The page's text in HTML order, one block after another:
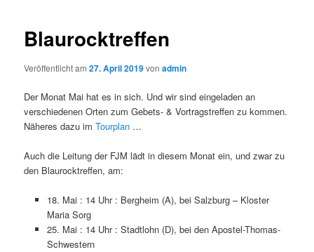
Blaurocktreffen
Veröffentlicht am27. April 2019vonadmin
Der Monat Mai hat es in sich. Und wir sind eingeladen an
verschiedenen Orten zum Gebets- & Vortragstreffen zu kommen.
Näheres dazu imTourplan …
Auch die Leitung der FJM lädt in diesem Monat ein, und zwar zu
den Blaurocktreffen, am:
18. Mai : 14 Uhr : Bergheim (A), bei Salzburg – Kloster
Maria Sorg
25. Mai : 14 Uhr : Stadtlohn (D), bei den Apostel-Thomas-
Schwestern